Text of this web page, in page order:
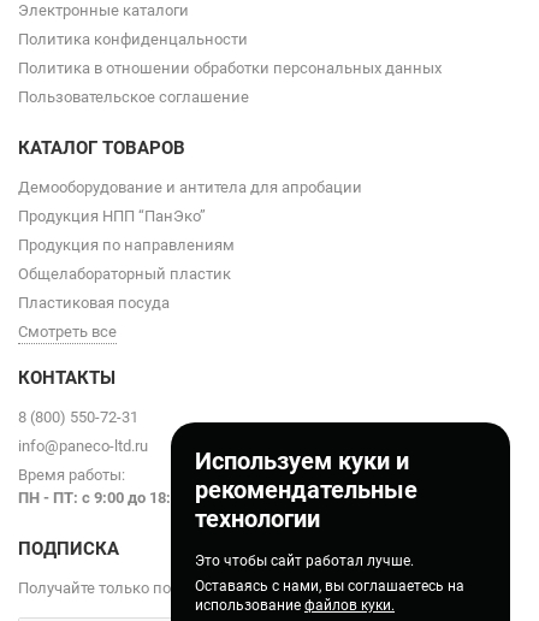
Используем куки и
рекомендательные
технологии
Это чтобы сайт работал лучше.
Оставаясь с нами, вы соглашаетесь на
использование файлов куки.
Электронные каталоги
Политика конфиденцальности
Политика в отношении обработки персональных данных
Пользовательское соглашение
КАТАЛОГ ТОВАРОВ
Демооборудование и антитела для апробации
Продукция НПП “ПанЭко”
Продукция по направлениям
Общелабораторный пластик
Пластиковая посуда
Смотреть все
КОНТАКТЫ
8 (800) 550-72-31
info@paneco-ltd.ru
Время работы:
ПН - ПТ: с 9:00 до 18:00
ПОДПИСКА
Получайте только полезные статьи!